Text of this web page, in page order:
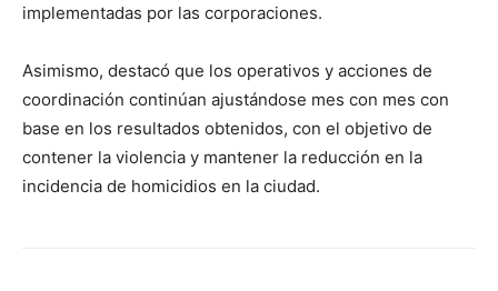
implementadas por las corporaciones.
Asimismo, destacó que los operativos y acciones de
coordinación continúan ajustándose mes con mes con
base en los resultados obtenidos, con el objetivo de
contener la violencia y mantener la reducción en la
incidencia de homicidios en la ciudad.